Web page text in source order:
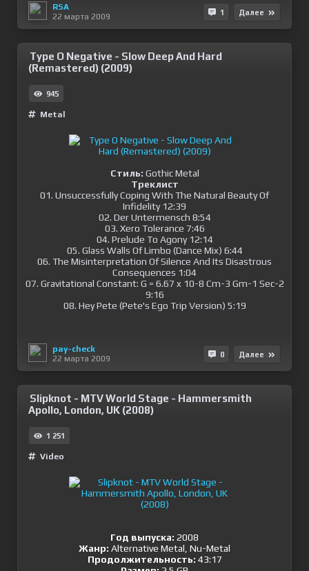
RSA
22 марта 2009
1 Далее
Type O Negative - Slow Deep And Hard
(Remastered) (2009)
945
Metal
Стиль: Gothic Metal
Треклист
01. Unsuccessfully Coping With The Natural Beauty Of
Infidelity 12:39
02. Der Untermensch 8:54
03. Xero Tolerance 7:46
04. Prelude To Agony 12:14
05. Glass Walls Of Limbo (Dance Mix) 6:44
06. The Misinterpretation Of Silence And Its Disastrous
Consequences 1:04
07. Gravitational Constant: G = 6.67 x 10-8 Cm-3 Gm-1 Sec-2
9:16
08. Hey Pete (Pete's Ego Trip Version) 5:19
pay-check
22 марта 2009
0 Далее
Slipknot - MTV World Stage - Hammersmith
Apollo, London, UK (2008)
1 251
Video
Год выпуска: 2008
Жанр: Alternative Metal, Nu-Metal
Продолжительность: 43:17